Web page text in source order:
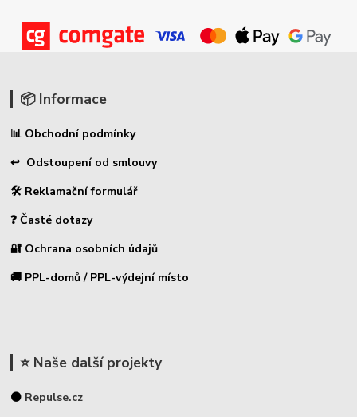
📦 Informace
📊 Obchodní podmínky
↩ Odstoupení od smlouvy
🛠 Reklamační formulář
❓ Časté dotazy
🔐 Ochrana osobních údajů
🚚 PPL-domů / PPL-výdejní místo
⭐ Naše další projekty
⚫ Repulse.cz